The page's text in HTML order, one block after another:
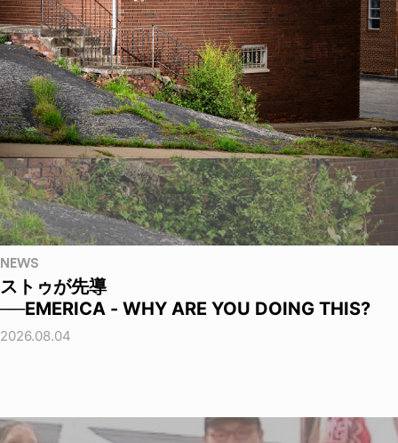
NEWS
ストゥが先導
──EMERICA - WHY ARE YOU DOING THIS?
2026.08.04